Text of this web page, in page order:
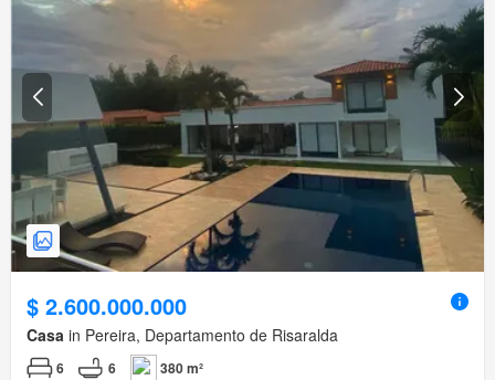
$ 2.600.000.000
Casa in Pereira, Departamento de Risaralda
6 6 380 m²